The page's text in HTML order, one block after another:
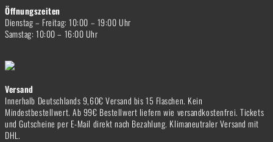
Öffnungszeiten
Dienstag – Freitag: 10:00 – 19:00 Uhr
Samstag: 10:00 – 16:00 Uhr
Versand
Innerhalb Deutschlands 9,60€ Versand bis 15 Flaschen. Kein
Mindestbestellwert. Ab 99€ Bestellwert liefern wie versandkostenfrei. Tickets
und Gutscheine per E-Mail direkt nach Bezahlung. Klimaneutraler Versand mit
DHL.